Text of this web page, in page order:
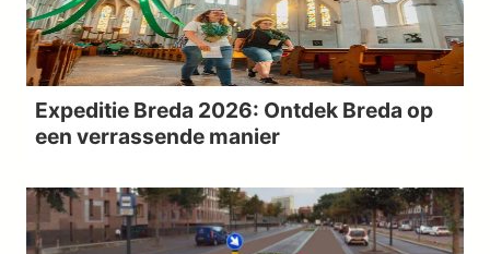
Expeditie Breda 2026: Ontdek Breda op
een verrassende manier